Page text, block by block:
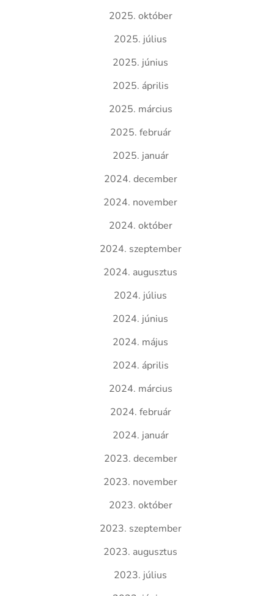
2025. október
2025. július
2025. június
2025. április
2025. március
2025. február
2025. január
2024. december
2024. november
2024. október
2024. szeptember
2024. augusztus
2024. július
2024. június
2024. május
2024. április
2024. március
2024. február
2024. január
2023. december
2023. november
2023. október
2023. szeptember
2023. augusztus
2023. július